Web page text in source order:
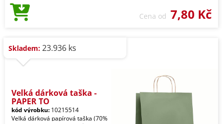
Cena od 7,80 Kč
Skladem: 23.936 ks
Velká dárková taška -
PAPER TO
kód výrobku: 10215514
Velká dárková papírová taška (70%